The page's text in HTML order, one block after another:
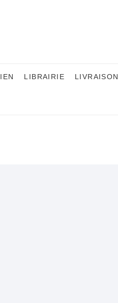
LIBRAIRIE LIVRAISON